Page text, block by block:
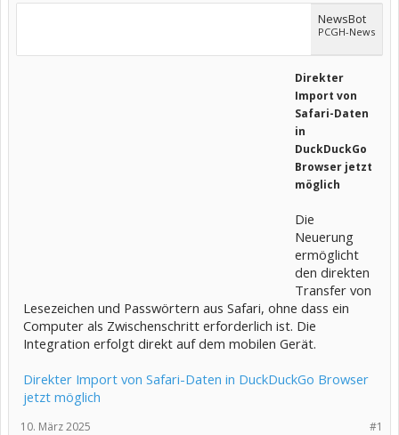
NewsBot
PCGH-News
Direkter
Import von
Safari-Daten
in
DuckDuckGo
Browser jetzt
möglich
Die
Neuerung
ermöglicht
den direkten
Transfer von
Lesezeichen und Passwörtern aus Safari, ohne dass ein
Computer als Zwischenschritt erforderlich ist. Die
Integration erfolgt direkt auf dem mobilen Gerät.
Direkter Import von Safari-Daten in DuckDuckGo Browser
jetzt möglich
#1
10. März 2025